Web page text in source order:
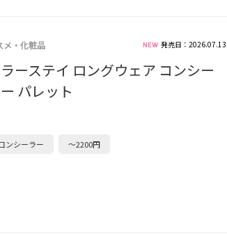
メ・化粧品 発売日：2026.07.13
ーステイ ロングウェア コンシー
パレット
ンシーラー ～2200円